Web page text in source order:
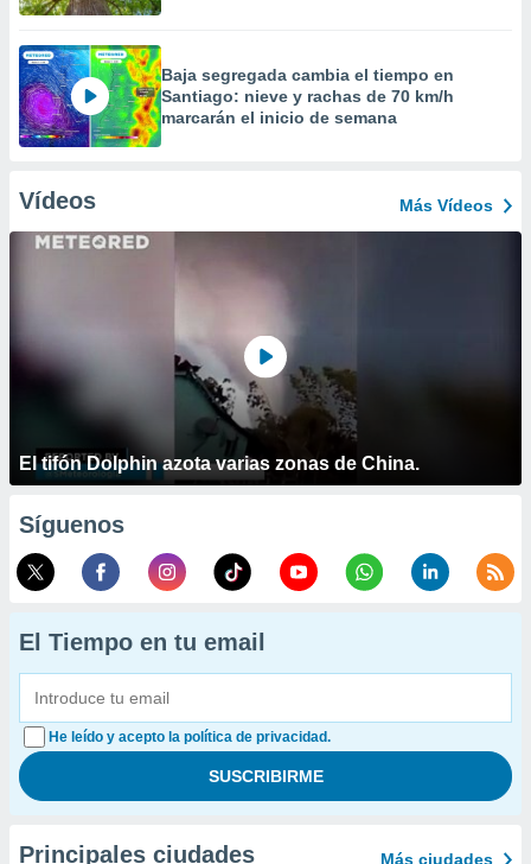
Baja segregada cambia el tiempo en
Santiago: nieve y rachas de 70 km/h
marcarán el inicio de semana
Vídeos Más Vídeos
El tifón Dolphin azota varias zonas de China.
Síguenos
El Tiempo en tu email
He leído y acepto la política de privacidad.
Principales ciudades Más ciudades